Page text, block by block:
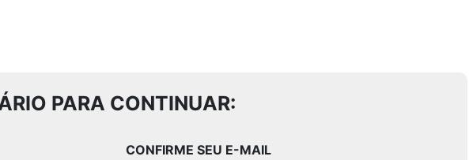
PARA CONTINUAR:
CONFIRME SEU E-MAIL